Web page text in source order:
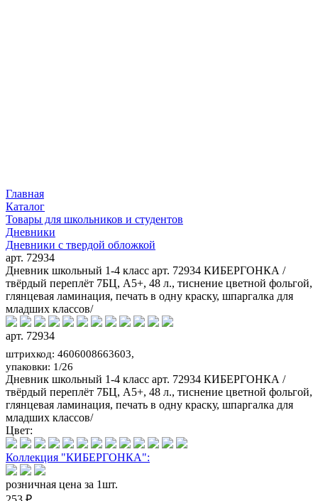
Главная
Каталог
Товары для школьников и студентов
Дневники
Дневники с твердой обложкой
арт. 72934
Дневник школьный 1-4 класс арт. 72934 КИБЕРГОНКА /
твёрдый переплёт 7БЦ, А5+, 48 л., тиснение цветной фольгой,
глянцевая ламинация, печать в одну краску, шпаргалка для
младших классов/
арт. 72934
штрихкод: 4606008663603,
упаковки: 1/26
Дневник школьный 1-4 класс арт. 72934 КИБЕРГОНКА /
твёрдый переплёт 7БЦ, А5+, 48 л., тиснение цветной фольгой,
глянцевая ламинация, печать в одну краску, шпаргалка для
младших классов/
Цвет:
Коллекция "КИБЕРГОНКА":
розничная цена за 1шт.